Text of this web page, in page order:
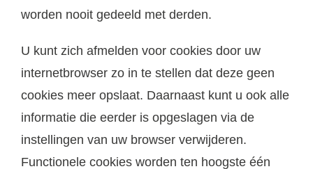
worden nooit gedeeld met derden.
U kunt zich afmelden voor cookies door uw
internetbrowser zo in te stellen dat deze geen
cookies meer opslaat. Daarnaast kunt u ook alle
informatie die eerder is opgeslagen via de
instellingen van uw browser verwijderen.
Functionele cookies worden ten hoogste één